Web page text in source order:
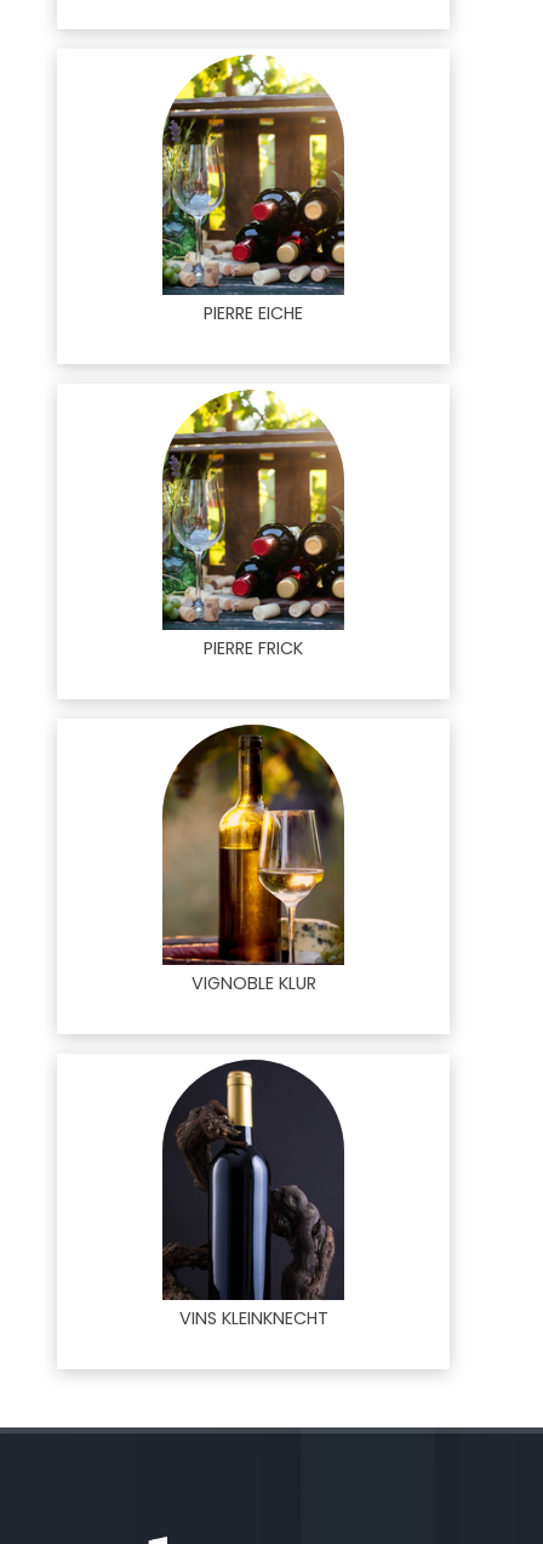
PIERRE EICHE
PIERRE FRICK
VIGNOBLE KLUR
VINS KLEINKNECHT